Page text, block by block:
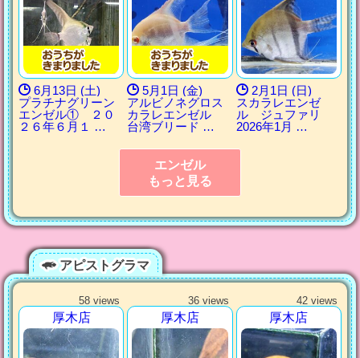
6月13日 (土)
プラチナグリーン
エンゼル① ２０
２６年６月１ …
5月1日 (金)
アルビノネグロス
カラレエンゼル
台湾ブリード …
2月1日 (日)
スカラレエンゼ
ル ジュファリ
2026年1月 …
エンゼル
もっと見る
アピストグラマ
58 views
厚木店
36 views
厚木店
42 views
厚木店